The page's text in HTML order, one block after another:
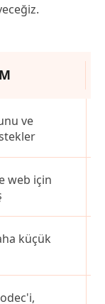
ve
web için
küçük